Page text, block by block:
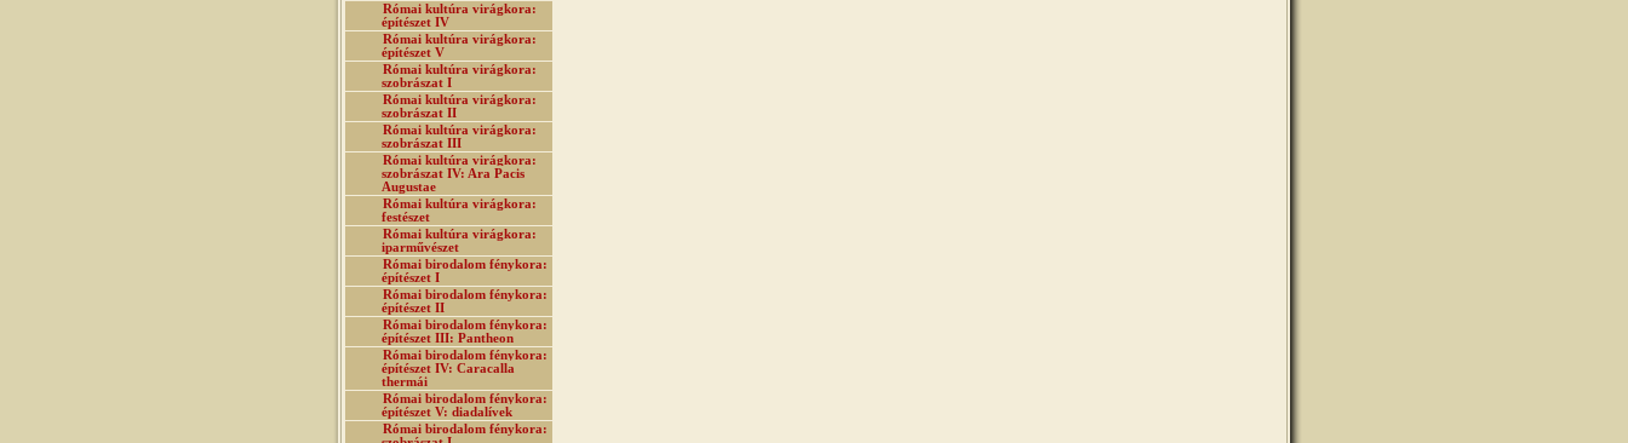
Római kultúra virágkora:
építészet IV
Római kultúra virágkora:
építészet V
Római kultúra virágkora:
szobrászat I
Római kultúra virágkora:
szobrászat II
Római kultúra virágkora:
szobrászat III
Római kultúra virágkora:
szobrászat IV: Ara Pacis
Augustae
Római kultúra virágkora:
festészet
Római kultúra virágkora:
iparművészet
Római birodalom fénykora:
építészet I
Római birodalom fénykora:
építészet II
Római birodalom fénykora:
építészet III: Pantheon
Római birodalom fénykora:
építészet IV: Caracalla
thermái
Római birodalom fénykora:
építészet V: diadalívek
Római birodalom fénykora: